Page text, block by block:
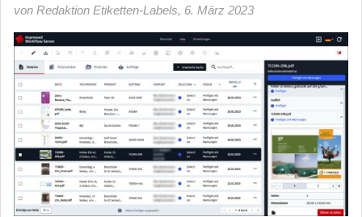
von Redaktion Etiketten-Labels, 6. März 2023